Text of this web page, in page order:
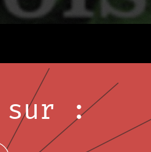
sur :
fenêtre
on LinkedInNouvelle fenêtre